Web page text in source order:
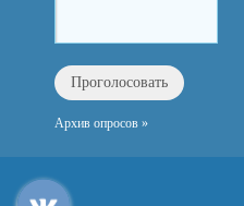
Архив опросов »